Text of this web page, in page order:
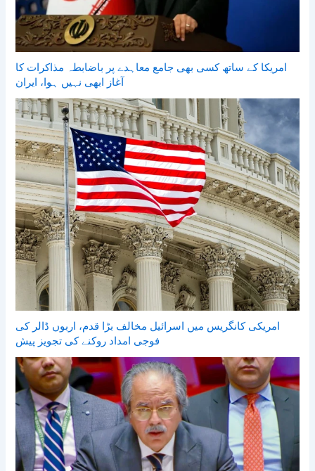
امریکا کے ساتھ کسی بھی جامع معاہدے پر باضابطہ مذاکرات کا
آغاز ابھی نہیں ہوا، ایران
امریکی کانگریس میں اسرائیل مخالف بڑا قدم، اربوں ڈالر کی
فوجی امداد روکنے کی تجویز پیش